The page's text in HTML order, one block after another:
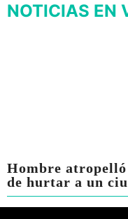
NOTICIAS EN
Hombre atropelló
de hurtar a un